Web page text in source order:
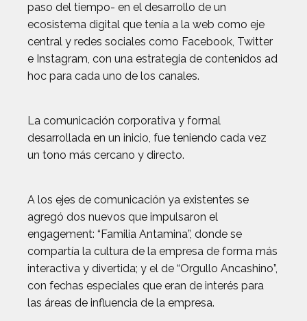
paso del tiempo- en el desarrollo de un
ecosistema digital que tenía a la web como eje
central y redes sociales como Facebook, Twitter
e Instagram, con una estrategia de contenidos ad
hoc para cada uno de los canales.
La comunicación corporativa y formal
desarrollada en un inicio, fue teniendo cada vez
un tono más cercano y directo.
A los ejes de comunicación ya existentes se
agregó dos nuevos que impulsaron el
engagement: “Familia Antamina”, donde se
compartía la cultura de la empresa de forma más
interactiva y divertida; y el de “Orgullo Ancashino”,
con fechas especiales que eran de interés para
las áreas de influencia de la empresa.